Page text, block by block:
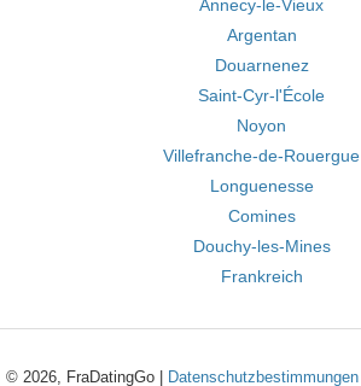
Annecy-le-Vieux
Argentan
Douarnenez
Saint-Cyr-l'École
Noyon
Villefranche-de-Rouergue
Longuenesse
Comines
Douchy-les-Mines
Frankreich
© 2026, FraDatingGo | Datenschutzbestimmungen